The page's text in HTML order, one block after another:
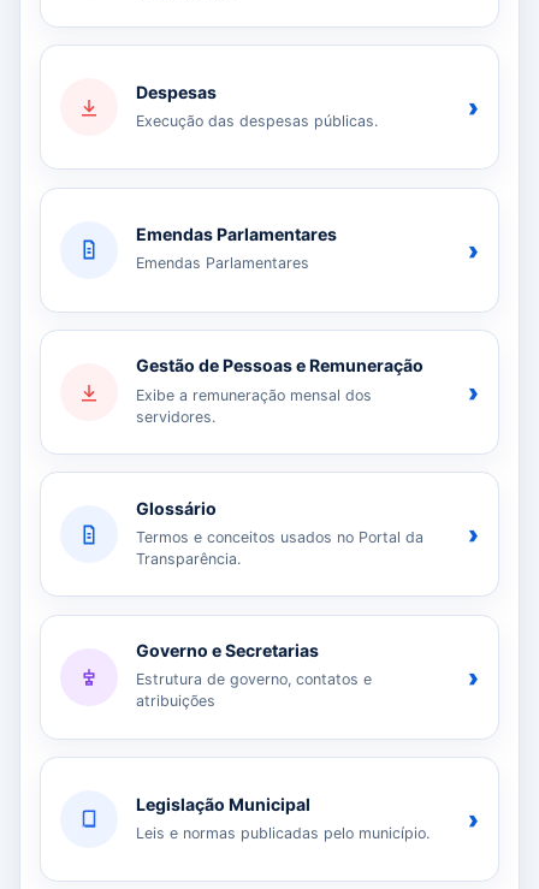
Despesas
Execução das despesas públicas. ›
Emendas Parlamentares
Emendas Parlamentares ›
Gestão de Pessoas e Remuneração
Exibe a remuneração mensal dos
servidores.
›
Glossário
Termos e conceitos usados no Portal da
Transparência.
›
Governo e Secretarias
Estrutura de governo, contatos e
atribuições
›
Legislação Municipal
Leis e normas publicadas pelo município. ›